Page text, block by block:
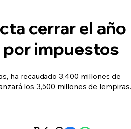
cerrar el año
por impuestos
ha recaudado 3,400 millones de
los 3,500 millones de lempiras.